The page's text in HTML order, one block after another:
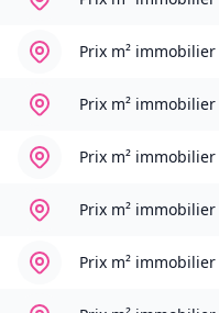
Prix m² immobilier
Prix m² immobilier
Prix m² immobilier
Prix m² immobilier
Prix m² immobilier